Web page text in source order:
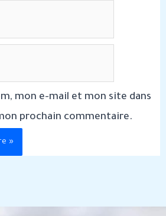
mon e-mail et mon site dans
prochain commentaire.